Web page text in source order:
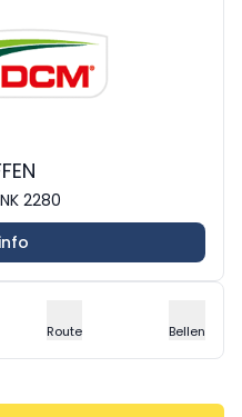
2280
Route Bellen